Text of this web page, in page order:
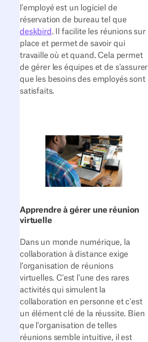
l'employé est un logiciel de
réservation de bureau tel que
deskbird . Il facilite les réunions sur
place et permet de savoir qui
travaille où et quand. Cela permet
de gérer les équipes et de s'assurer
que les besoins des employés sont
satisfaits.
Apprendre à gérer une réunion
virtuelle
Dans un monde numérique, la
collaboration à distance exige
l'organisation de réunions
virtuelles. C'est l'une des rares
activités qui simulent la
collaboration en personne et c'est
un élément clé de la réussite. Bien
que l'organisation de telles
réunions semble intuitive, il est